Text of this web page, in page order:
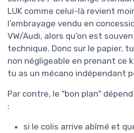
LUK comme celui-là revient
l’embrayage vendu en
VW/Audi, alors qu’on est
technique. Donc sur le papier,
non négligeable en prenant ce
tu as un mécano indépendant
Par contre, le "bon plan"
:
si le colis arrive abîmé et